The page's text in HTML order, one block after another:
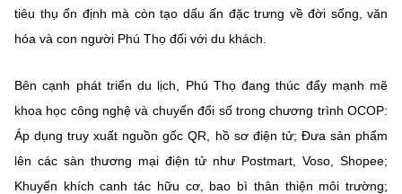
tiêu thụ ổn định mà còn tạo dấu ấn đặc trưng về đời sống, văn
hóa và con người Phú Thọ đối với du khách.
Bên cạnh phát triển du lịch, Phú Thọ đang thúc đẩy mạnh mẽ
khoa học công nghệ và chuyển đổi sốtrong chương trình OCOP:
Áp dụngtruy xuất nguồn gốc QR , hồ sơ điện tử; Đưa sản phẩm
lên các sàn thương mại điện tử như Postmart, Voso, Shopee;
Khuyến khíchcanh tác hữu cơ, bao bì thân thiện môi trường;